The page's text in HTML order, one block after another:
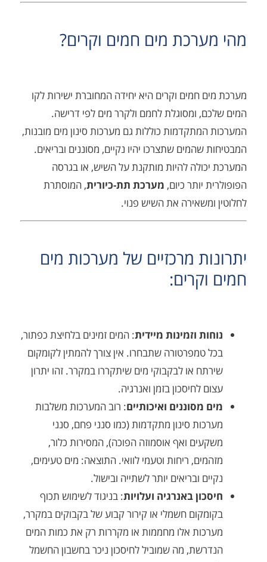
מים חמים וקרים?
חמים וקרים היא יחידה המחוברת ישירות לקו
ומסוגלת לחמם ולקרר מים לפי דרישה.
כוללות גם מערכות סינון מים מובנות,
שתצרכו יהיו נקיים, מסוננים ובריאים.
להיות מותקנת על השיש, או בגרסה
יותר כיום,מערכת תת-כיורית, המוסתרת
את השיש פנוי.
מרכזיים של מערכות מים
וזמינות מיידית: המים זמינים בלחיצת כפתור,
טמפרטורה שתבחרו. אין צורך להמתין לקומקום
או לבקבוקי מים שיתקררו במקרר. זהו יתרון
לחיסכון בזמן ואנרגיה.
מסוננים ואיכותיים: רוב המערכות משלבות
סינון מתקדמות (כמו סנני פחם, סנני
ואף אוסמוזה הפוכה), המסירות כלור,
ריחות וטעמי לוואי. התוצאה: מים טעימים,
ובריאים יותר לשתייה ובישול.
באנרגיה ועלויות: בניגוד לשימוש תכוף
חשמלי או קירור קבוע של בקבוקים במקרר,
אלו מחממות או מקררות רק את כמות המים
מה שמוביל לחיסכון ניכר בחשבון החשמל